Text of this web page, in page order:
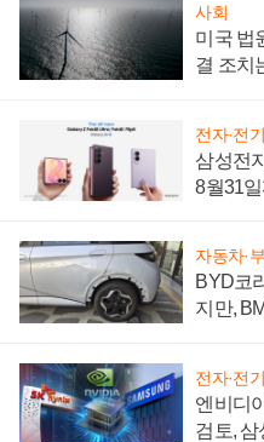
사회
미국 법
결 조치
전자·전
삼성전
8월31
자동차·
BYD코
지만,
전자·전
엔비디
검토, 삼